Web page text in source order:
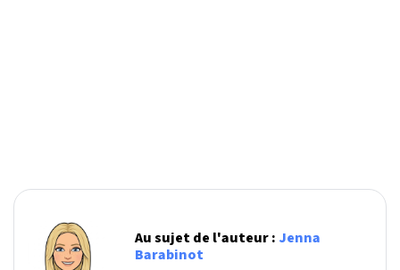
Au sujet de l'auteur : Jenna
Barabinot